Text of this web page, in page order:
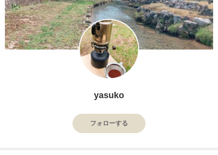
yasuko
フォローする